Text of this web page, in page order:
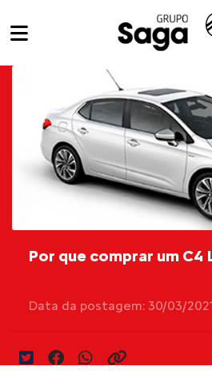
Por que comprar um C4
Data da postagem: 30/03/